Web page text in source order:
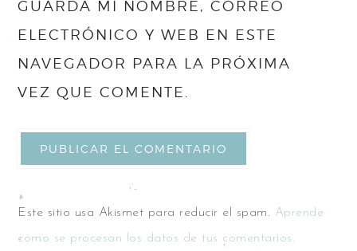
GUARDA MI NOMBRE, CORREO
ELECTRÓNICO Y WEB EN ESTE
NAVEGADOR PARA LA PRÓXIMA
VEZ QUE COMENTE.
Este sitio usa Akismet para reducir el spam. Aprende
cómo se procesan los datos de tus comentarios.